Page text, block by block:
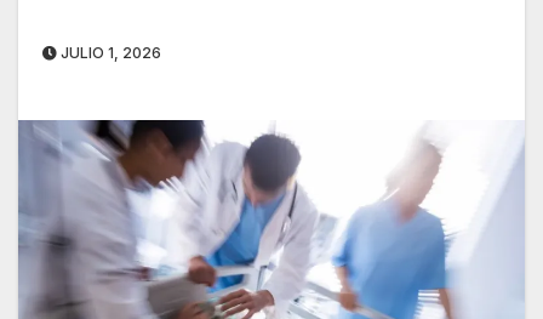
JULIO 1, 2026